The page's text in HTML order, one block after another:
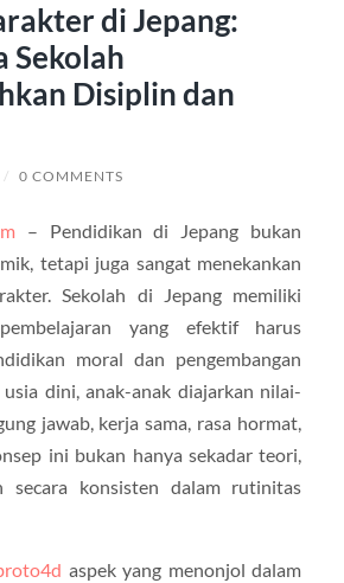
di Jepang:
Sekolah
Disiplin dan
/ 0 COMMENTS
– Pendidikan di Jepang bukan
tetapi juga sangat menekankan
Sekolah di Jepang memiliki
yang efektif harus
moral dan pengembangan
dini, anak-anak diajarkan nilai-
jawab, kerja sama, rasa hormat,
ini bukan hanya sekadar teori,
secara konsisten dalam rutinitas
aspek yang menonjol dalam